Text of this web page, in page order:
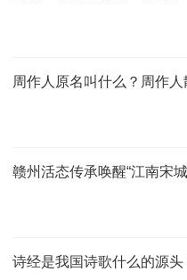
周作人原名叫什么？周作
赣州活态传承唤醒“江南宋
诗经是我国诗歌什么的源